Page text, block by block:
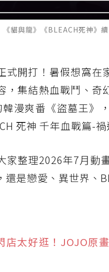
貓與龍》《BLEACH死神
式開打！暑假想窩
，集結熱血戰鬥、
漫爽番《盜墓王》
死神 千年血戰篇-
家整理2026年7月動
還是戀愛、異世界、
店太好逛！JOJO原